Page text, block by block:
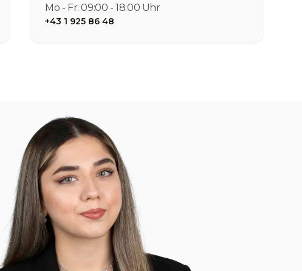
Mo - Fr: 09:00 - 18:00 Uhr
+43 1 925 86 48